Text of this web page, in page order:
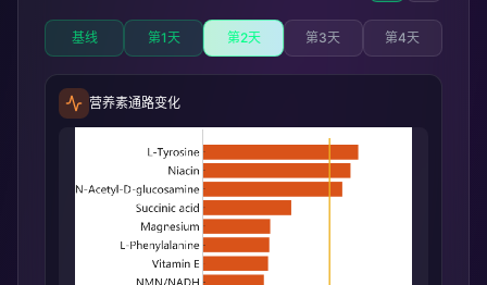
基线 第1天 第2天 第3天 第4天
营养素通路变化